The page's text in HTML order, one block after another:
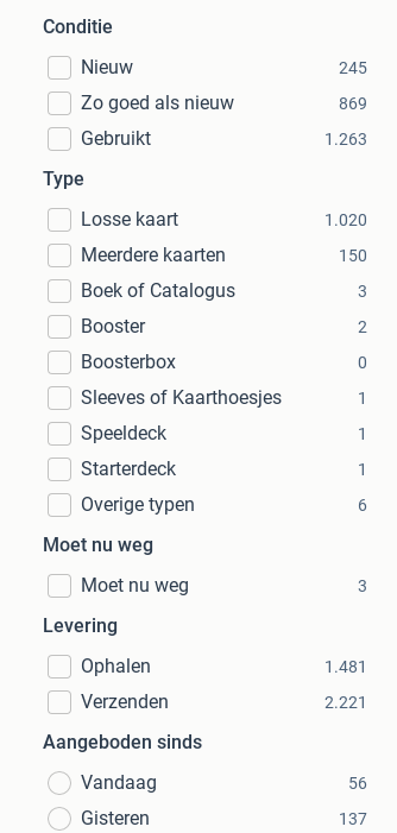
Conditie
Nieuw
245
Zo goed als nieuw 869
Gebruikt 1.263
Type
Losse kaart
1.020
Meerdere kaarten 150
Boek of Catalogus 3
Booster 2
Boosterbox 0
Sleeves of Kaarthoesjes 1
Speeldeck 1
Starterdeck 1
Overige typen 6
Moet nu weg
Moet nu weg
3
Levering
Ophalen
1.481
Verzenden 2.221
Aangeboden sinds
Vandaag
56
Gisteren 137